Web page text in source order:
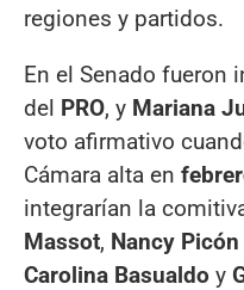
regiones y partidos.
En el Senado fueron
del PRO, y Mariana
voto afirmativo
Cámara alta en
integrarían la
Massot, Nancy
Carolina Basualdo y